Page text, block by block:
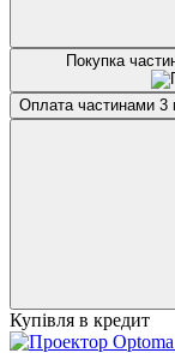
Покупка
Оплата частинами 3
Купівля в кредит